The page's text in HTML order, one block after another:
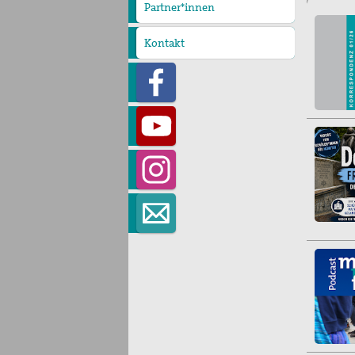
Partner*innen
Kontakt